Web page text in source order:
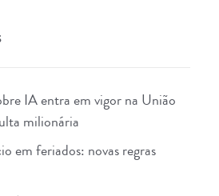
IA entra em vigor na União
milionária
em feriados: novas regras